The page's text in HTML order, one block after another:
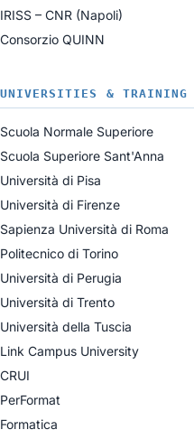
IRISS – CNR (Napoli)
Consorzio QUINN
UNIVERSITIES & TRAINING
Scuola Normale Superiore
Scuola Superiore Sant'Anna
Università di Pisa
Università di Firenze
Sapienza Università di Roma
Politecnico di Torino
Università di Perugia
Università di Trento
Università della Tuscia
Link Campus University
CRUI
PerFormat
Formatica